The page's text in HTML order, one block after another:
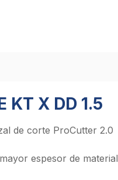
X DD 1.5
de corte ProCutter 2.0
espesor de material